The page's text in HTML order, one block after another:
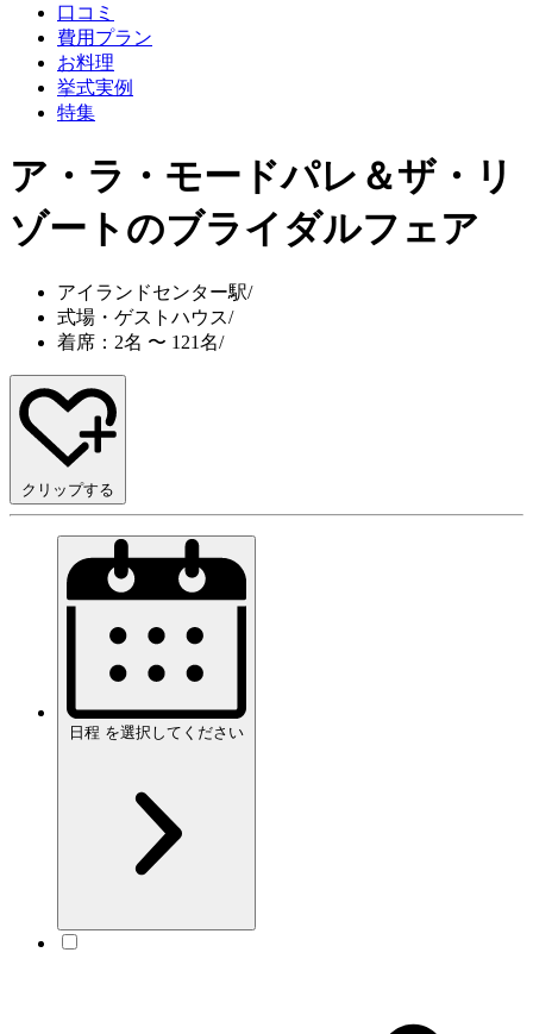
口コミ
費用プラン
お料理
挙式実例
特集
ア・ラ・モードパレ＆ザ・リ
ゾート のブライダルフェア
アイランドセンター駅/
式場・ゲストハウス/
着席：2名 〜 121名/
クリップする
日程 を選択してください